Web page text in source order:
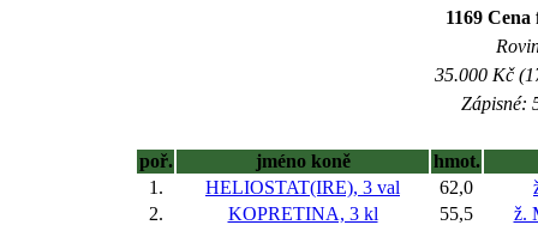
1169
35.000 Kč
Zápisné:
poř. jméno koně
hmot.
1.
HELIOSTAT(IRE), 3 val 62,0
2.
KOPRETINA, 3 kl 55,5
ž.